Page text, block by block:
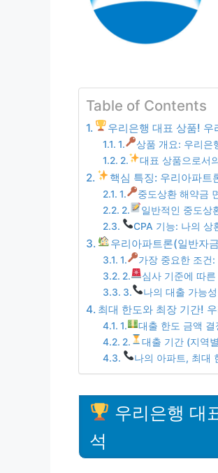
Table of Contents
우리은행 대표 상품!
1.
상품 개요: 우리은
2.
대표 상품으로서
핵심 특징: 우리아파트
1.
중도상환 해약금
2.
일반적인 중도상
CPA 기능: 나의 상
우리아파트론(일반자
1.
가장 중요한 조건
2.
심사 기준에 따
3.
나의 대출 가능
최대 한도와 최장 기간!
1.
대출 한도 금액 결
2.
대출 기간 (지역
나의 아파트, 최대
우리은행 대
석